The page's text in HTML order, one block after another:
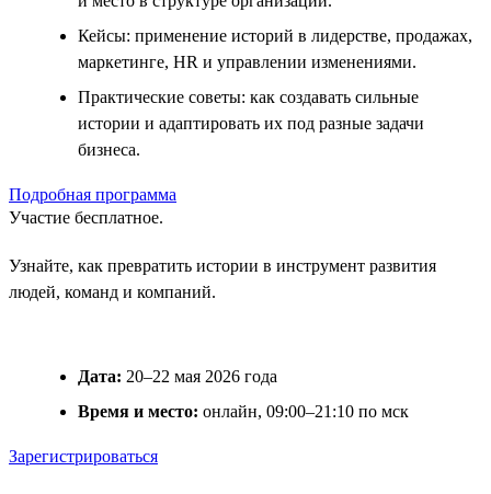
Кейсы: применение историй в лидерстве, продажах,
маркетинге, HR и управлении изменениями.
Практические советы: как создавать сильные
истории и адаптировать их под разные задачи
бизнеса.
Подробная программа
Участие бесплатное.
Узнайте, как превратить истории в инструмент развития
людей, команд и компаний.
Дата: 20–22 мая 2026 года
Время и место: онлайн, 09:00–21:10 по мск
Зарегистрироваться